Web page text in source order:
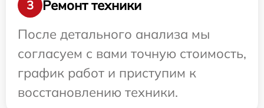
3
Ремонт техники
После детального анализа мы
согласуем с вами точную стоимость,
график работ и приступим к
восстановлению техники.